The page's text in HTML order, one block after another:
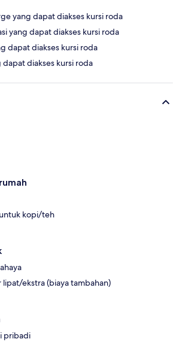
yang dapat diakses kursi roda
yang dapat diakses kursi roda
dapat diakses kursi roda
dapat diakses kursi roda
kopi/teh
ekstra (biaya tambahan)
pribadi